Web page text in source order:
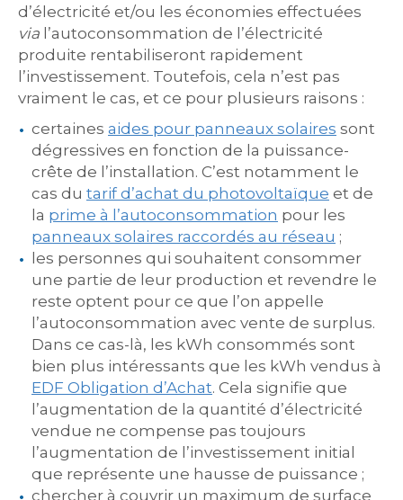
d’électricité et/ou les économies effectuées
via l’autoconsommation de l’électricité
produite rentabiliseront rapidement
l’investissement. Toutefois, cela n’est pas
vraiment le cas, et ce pour plusieurs raisons :
certaines aides pour panneaux solaires sont
dégressives en fonction de la puissance-
crête de l’installation. C’est notamment le
cas du tarif d’achat du photovoltaïque et de
la prime à l’autoconsommation pour les
panneaux solaires raccordés au réseau ;
les personnes qui souhaitent consommer
une partie de leur production et revendre le
reste optent pour ce que l’on appelle
l’autoconsommation avec vente de surplus.
Dans ce cas-là, les kWh consommés sont
bien plus intéressants que les kWh vendus à
EDF Obligation d’Achat. Cela signifie que
l’augmentation de la quantité d’électricité
vendue ne compense pas toujours
l’augmentation de l’investissement initial
que représente une hausse de puissance ;
chercher à couvrir un maximum de surface